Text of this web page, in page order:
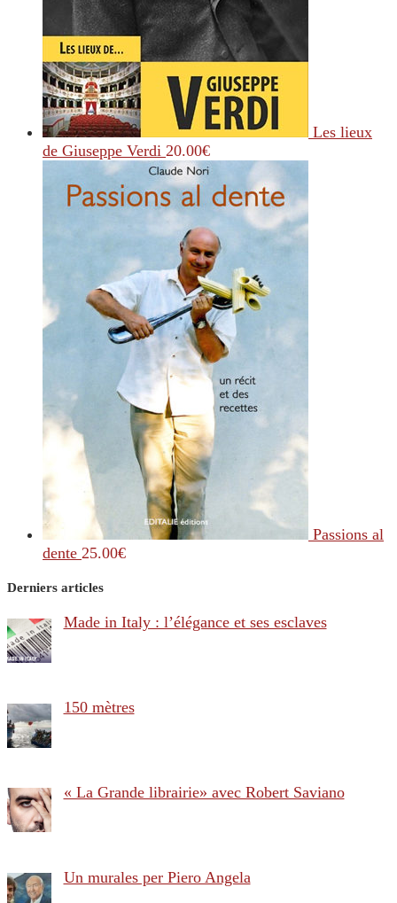
Les lieux
de Giuseppe Verdi 20.00€
Passions al
dente 25.00€
Derniers articles
Made in Italy : l’élégance et ses esclaves
150 mètres
« La Grande librairie» avec Robert Saviano
Un murales per Piero Angela